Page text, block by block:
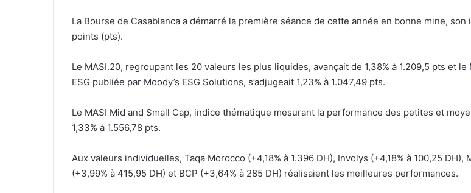
La Bourse de Casablanca a démarré la première séance de cette année en bonne mine,
points (pts).
Le MASI.20, regroupant les 20 valeurs les plus liquides, avançait de 1,38% à 1.209,5 pts et
ESG publiée par Moody’s ESG Solutions, s’adjugeait 1,23% à 1.047,49 pts.
Le MASI Mid and Small Cap, indice thématique mesurant la performance des petites et
1,33% à 1.556,78 pts.
Aux valeurs individuelles, Taqa Morocco (+4,18% à 1.396 DH), Involys (+4,18% à 100,25
(+3,99% à 415,95 DH) et BCP (+3,64% à 285 DH) réalisaient les meilleures performances.